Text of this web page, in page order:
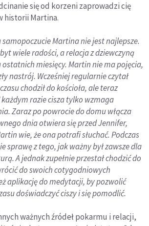
się od korzeni zaprowadzi cię
historii Martina.
samopoczucie Martina nie jest najlepsze.
wiele radości, a relacja z dziewczyną
ostatnich miesięcy. Martin nie ma pojęcia,
nastrój. Wcześniej regularnie czytał
chodził do kościoła, ale teraz
każdym razie cisza tylko wzmaga
Zaraz po powrocie do domu włącza
dnia otwiera się przed Jennifer,
wie, że ona potrafi słuchać. Podczas
sprawę z tego, jak ważny był zawsze dla
A jednak zupełnie przestał chodzić do
do swoich cotygodniowych
aplikację do medytacji, by pozwolić
doświadczyć ciszy i się pomodlić.
ważnych źródeł pokarmu i relacji,